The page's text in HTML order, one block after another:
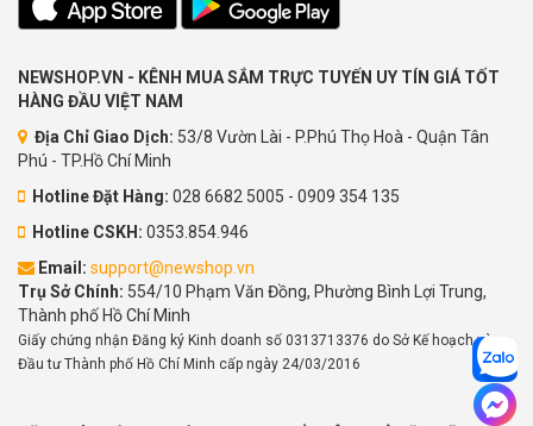
NEWSHOP.VN - KÊNH MUA SẮM TRỰC TUYẾN UY TÍN GIÁ TỐT
HÀNG ĐẦU VIỆT NAM
Địa Chỉ Giao Dịch: 53/8 Vườn Lài - P.Phú Thọ Hoà - Quận Tân
Phú - TP.Hồ Chí Minh
Hotline Đặt Hàng: 028 6682 5005 - 0909 354 135
Hotline CSKH: 0353.854.946
Email: support@newshop.vn
Trụ Sở Chính: 554/10 Phạm Văn Đồng, Phường Bình Lợi Trung,
Thành phố Hồ Chí Minh
Giấy chứng nhận Đăng ký Kinh doanh số 0313713376 do Sở Kế hoạch và
Đầu tư Thành phố Hồ Chí Minh cấp ngày 24/03/2016